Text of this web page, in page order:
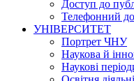
Доступ до
Телефонний
УНІВЕРСИТЕТ
Портрет ЧНУ
Наукова й
Наукові